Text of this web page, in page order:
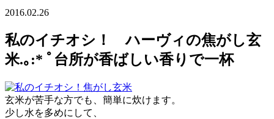
2016.02.26
私のイチオシ！ ハーヴィの焦がし玄
米.｡:* ﾟ台所が香ばしい香りで一杯
玄米が苦手な方でも、簡単に炊けます。
少し水を多めにして、